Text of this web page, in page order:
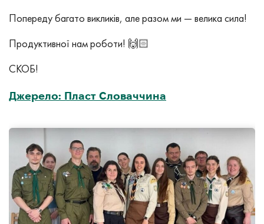
Попереду багато викликів, але разом ми — велика сила!
Продуктивної нам роботи! 🙌🏻
СКОБ!
Джерело: Пласт Словаччина